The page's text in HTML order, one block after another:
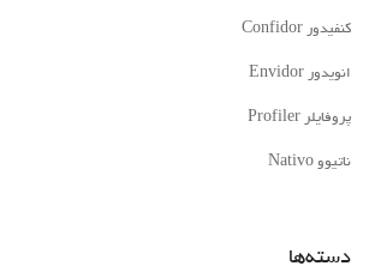
کنفیدور Confidor
انویدور Envidor
پروفایلر Profiler
ناتیوو Nativo
دسته‌ها